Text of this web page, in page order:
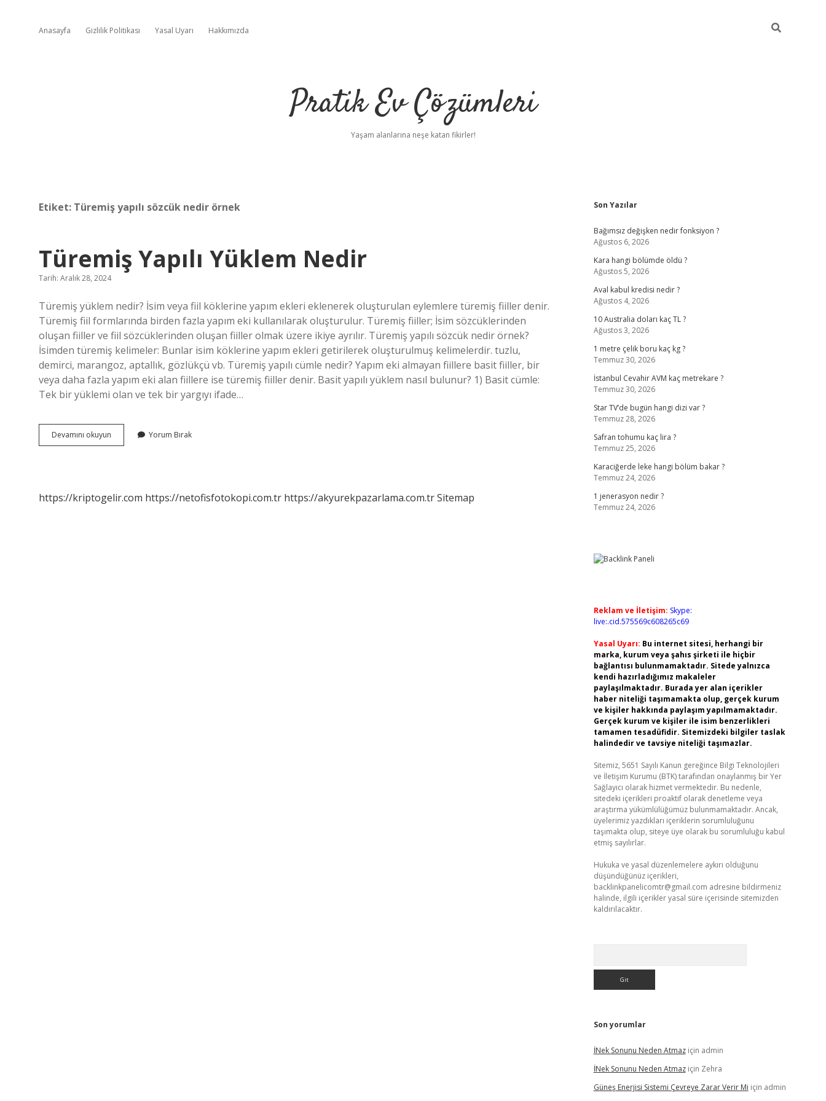
Anasayfa Gizlilik Politikası Yasal Uyarı Hakkımızda
Pratik Ev Çözümleri
Yaşam alanlarına neşe katan fikirler!
Etiket: Türemiş yapılı sözcük nedir örnek
Türemiş Yapılı Yüklem Nedir
Tarih: Aralık 28, 2024
Türemiş yüklem nedir? İsim veya fiil köklerine yapım ekleri eklenerek oluşturulan eylemlere türemiş fiiller denir.
Türemiş fiil formlarında birden fazla yapım eki kullanılarak oluşturulur. Türemiş fiiller; İsim sözcüklerinden
oluşan fiiller ve fiil sözcüklerinden oluşan fiiller olmak üzere ikiye ayrılır. Türemiş yapılı sözcük nedir örnek?
İsimden türemiş kelimeler: Bunlar isim köklerine yapım ekleri getirilerek oluşturulmuş kelimelerdir. tuzlu,
demirci, marangoz, aptallık, gözlükçü vb. Türemiş yapılı cümle nedir? Yapım eki almayan fiillere basit fiiller, bir
veya daha fazla yapım eki alan fiillere ise türemiş fiiller denir. Basit yapılı yüklem nasıl bulunur? 1) Basit cümle:
Tek bir yüklemi olan ve tek bir yargıyı ifade…
Devamını okuyun Türemiş
Yapılı
Yorum Bırak
https://kriptogelir.com https://netofisfotokopi.com.tr https://akyurekpazarlama.com.trSitemap
Sidebar
Son Yazılar
Bağımsız değişken nedir fonksiyon ?
Ağustos 6, 2026
Kara hangi bölümde öldü ?
Ağustos 5, 2026
Aval kabul kredisi nedir ?
Ağustos 4, 2026
10 Australia doları kaç TL ?
Ağustos 3, 2026
1 metre çelik boru kaç kg ?
Temmuz 30, 2026
İstanbul Cevahir AVM kaç metrekare ?
Temmuz 30, 2026
Star TV’de bugün hangi dizi var ?
Temmuz 28, 2026
Safran tohumu kaç lira ?
Temmuz 25, 2026
Karaciğerde leke hangi bölüm bakar ?
Temmuz 24, 2026
1 jenerasyon nedir ?
Temmuz 24, 2026
Reklam ve İletişim: Skype:
live:.cid.575569c608265c69
Yasal Uyarı: Bu internet sitesi, herhangi bir
marka, kurum veya şahıs şirketi ile hiçbir
bağlantısı bulunmamaktadır. Sitede yalnızca
kendi hazırladığımız makaleler
paylaşılmaktadır. Burada yer alan içerikler
haber niteliği taşımamakta olup, gerçek kurum
ve kişiler hakkında paylaşım yapılmamaktadır.
Gerçek kurum ve kişiler ile isim benzerlikleri
tamamen tesadüfidir. Sitemizdeki bilgiler taslak
halindedir ve tavsiye niteliği taşımazlar.
Sitemiz, 5651 Sayılı Kanun gereğince Bilgi Teknolojileri
ve İletişim Kurumu (BTK) tarafından onaylanmış bir Yer
Sağlayıcı olarak hizmet vermektedir. Bu nedenle,
sitedeki içerikleri proaktif olarak denetleme veya
araştırma yükümlülüğümüz bulunmamaktadır. Ancak,
üyelerimiz yazdıkları içeriklerin sorumluluğunu
taşımakta olup, siteye üye olarak bu sorumluluğu kabul
etmiş sayılırlar.
Hukuka ve yasal düzenlemelere aykırı olduğunu
düşündüğünüz içerikleri,
backlinkpanelicomtr@gmail.com adresine bildirmeniz
halinde, ilgili içerikler yasal süre içerisinde sitemizden
kaldırılacaktır.
Son yorumlar
İNek Sonunu Neden Atmaziçin admin
İNek Sonunu Neden Atmaziçin Zehra
Güneş Enerjisi Sistemi Çevreye Zarar Verir Mi için admin